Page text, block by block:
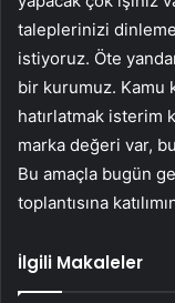
taleplerinizi
istiyoruz. Öte
bir kurumuz. Kamu
hatırlatmak isterim
marka değeri var,
Bu amaçla bugün
toplantısına
İlgili Makaleler